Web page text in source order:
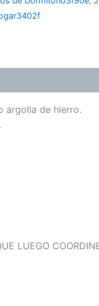
argolla de hierro.
LUEGO